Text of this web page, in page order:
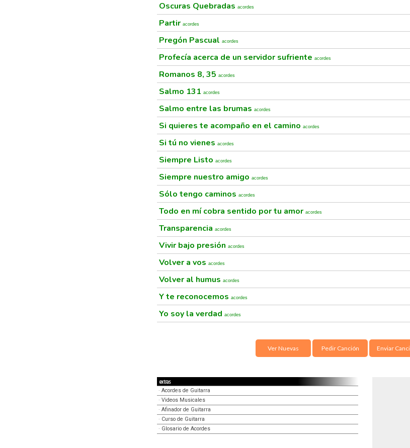
Oscuras Quebradas acordes
Partir acordes
Pregón Pascual acordes
Profecía acerca de un servidor sufriente acordes
Romanos 8, 35 acordes
Salmo 131 acordes
Salmo entre las brumas acordes
Si quieres te acompaño en el camino acordes
Si tú no vienes acordes
Siempre Listo acordes
Siempre nuestro amigo acordes
Sólo tengo caminos acordes
Todo en mí cobra sentido por tu amor acordes
Transparencia acordes
Vivir bajo presión acordes
Volver a vos acordes
Volver al humus acordes
Y te reconocemos acordes
Yo soy la verdad acordes
Ver Nuevas Pedir Canción Enviar
extras
· Acordes de Guitarra
· Videos Musicales
· Afinador de Guitarra
· Curso de Guitarra
· Glosario de Acordes